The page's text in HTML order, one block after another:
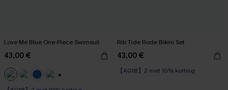
Love Me Blue One-Piece Swimsuit
43,00 €
Rib Tide Rode Bikini Set
43,00 €
【AG18】2 met 10% korting
Naadloos